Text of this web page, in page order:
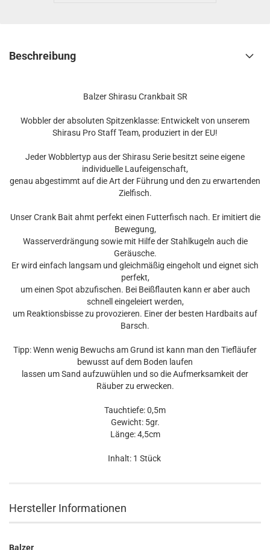
Beschreibung
Balzer Shirasu Crankbait SR
Wobbler der absoluten Spitzenklasse: Entwickelt von unserem
Shirasu Pro Staff Team, produziert in der EU!
Jeder Wobblertyp aus der Shirasu Serie besitzt seine eigene
individuelle Laufeigenschaft,
genau abgestimmt auf die Art der Führung und den zu erwartenden
Zielfisch.
Unser Crank Bait ahmt perfekt einen Futterfisch nach. Er imitiert die
Bewegung,
Wasserverdrängung sowie mit Hilfe der Stahlkugeln auch die
Geräusche.
Er wird einfach langsam und gleichmäßig eingeholt und eignet sich
perfekt,
um einen Spot abzufischen. Bei Beißflauten kann er aber auch
schnell eingeleiert werden,
um Reaktionsbisse zu provozieren. Einer der besten Hardbaits auf
Barsch.
Tipp: Wenn wenig Bewuchs am Grund ist kann man den Tiefläufer
bewusst auf dem Boden laufen
lassen um Sand aufzuwühlen und so die Aufmerksamkeit der
Räuber zu erwecken.
Tauchtiefe: 0,5m
Gewicht: 5gr.
Länge: 4,5cm
Inhalt: 1 Stück
Hersteller Informationen
Balzer